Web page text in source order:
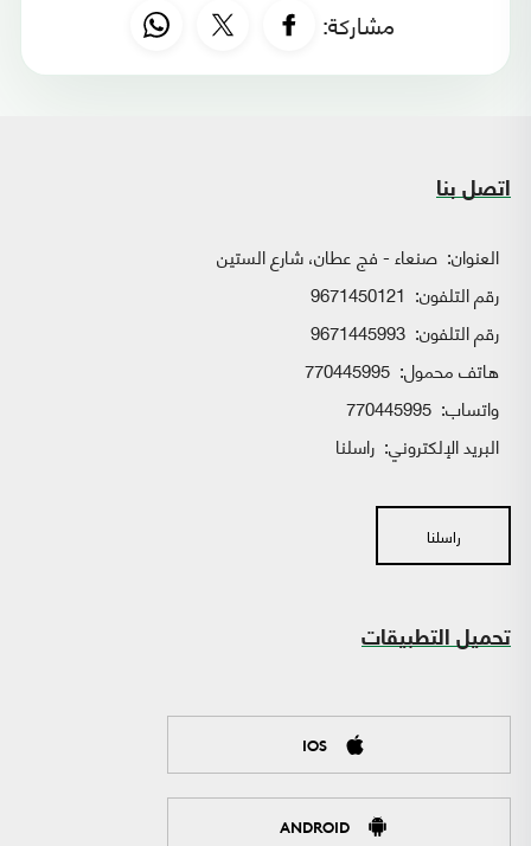
مشاركة:
اتصل بنا
العنوان: صنعاء - فج عطان، شارع الستين
رقم التلفون: 9671450121
رقم التلفون: 9671445993
هاتف محمول: 770445995
واتساب:
البريد الإلكتروني: راسلنا
راسلنا
تحميل التطبيقات
IOS
ANDROID